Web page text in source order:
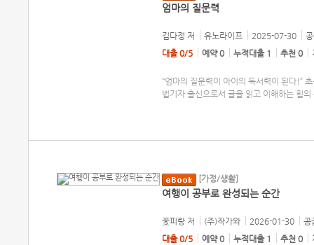
엄마의 질문력
김다정 저 유노라이프 2025-07-30
대출 0/5
예약 0 누적대출 1 추천 0
“엄마의 질문력이 아이의 독서력이 된다!”
법기자 출신으로서 글을 읽고 이해하는 힘
[가정/생활]
여행이 공부로 완성되는 순간
꽃피랑 저 (주)작가와 2026-01-30
공
대출 0/5
예약 0 누적대출 1 추천 0